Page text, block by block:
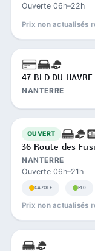
Ouverte 06h–22h
Prix non actualisés
47 BLD DU HAVRE
NANTERRE
OUVERT
36 Route des
NANTERRE
Ouverte 06h–21h
GAZOLE E10
Prix non actualisés